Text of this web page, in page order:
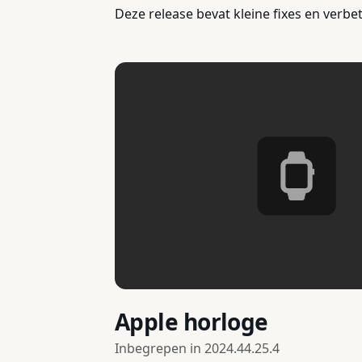
Deze release bevat kleine fixes en
Apple horloge
Inbegrepen in 2024.44.25.4